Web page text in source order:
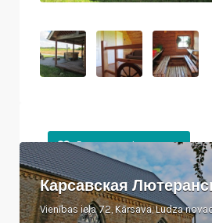
Карсавская
Vienības iela 72, Kārsava, Ludza